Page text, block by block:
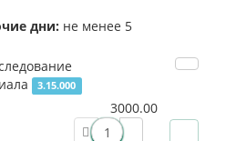
дни: не менее 5
3.15.000
3000.00